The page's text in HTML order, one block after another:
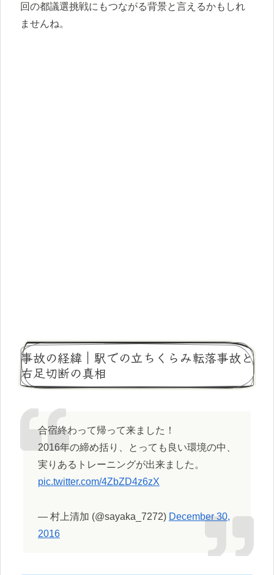
回の都議選挑戦にもつながる背景と言えるかもしれ
ませんね。
事故の経緯｜駅での立ちくらみ転落事故と
右足切断の真相
合宿終わって帰って来ました！
2016年の締め括り、とっても良い環境の中、
実りあるトレーニングが出来ました。
pic.twitter.com/4ZbZD4z6zX
— 村上清加 (@sayaka_7272) December 30,
2016